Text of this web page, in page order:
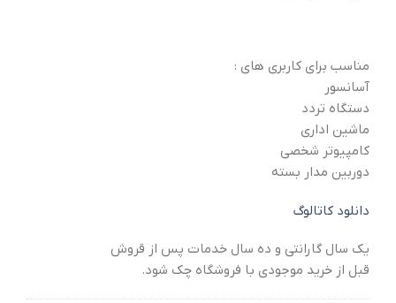
مناسب برای کاربری های :
آسانسور
دستگاه تردد
ماشین اداری
کامپیوتر شخصی
دوربین مدار بسته
دانلود کاتالوگ
یک سال گارانتی و ده سال خدمات پس از قروش
قبل از خرید موجودی با فروشگاه چک شود.